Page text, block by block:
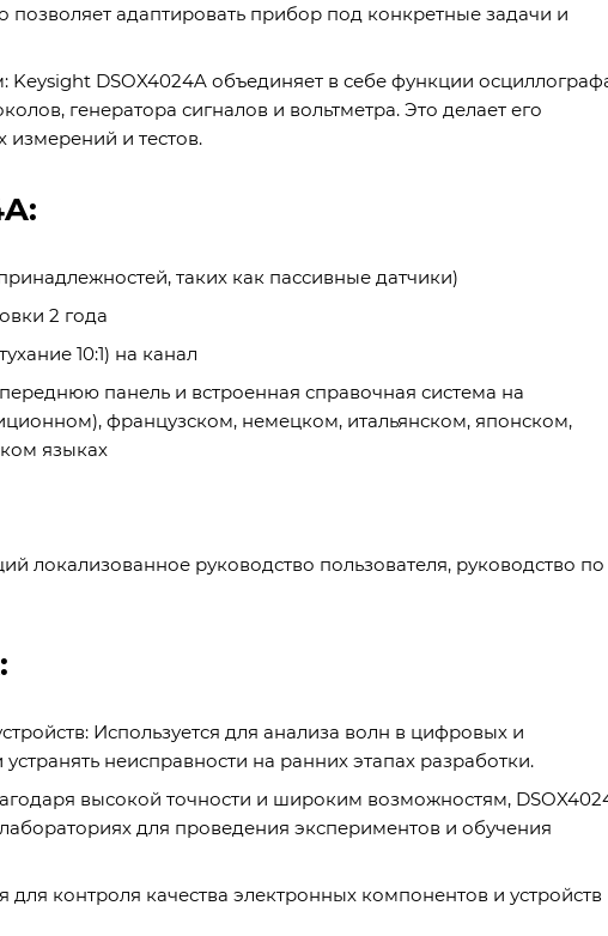
позволяет адаптировать прибор под конкретные задачи и
DSOX4024A объединяет в себе функции
генератора сигналов и вольтметра. Это делает его
и тестов.
таких как пассивные датчики)
2 года
10:1) на канал
панель и встроенная справочная система на
французском, немецком, итальянском, японском,
языках
локализованное руководство пользователя, руководство по
Используется для анализа волн в цифровых и
неисправности на ранних этапах разработки.
высокой точности и широким возможностям,
для проведения экспериментов и обучения
контроля качества электронных компонентов и устройств